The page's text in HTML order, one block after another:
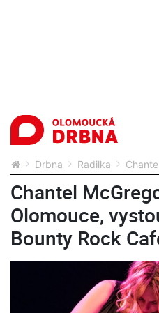
Drbna Radilka
Chantel
Olomouce,
Bounty Rock